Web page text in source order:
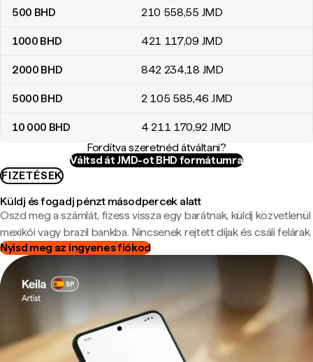
500 BHD 210 558,55 JMD
1000 BHD 421 117,09 JMD
2000 BHD 842 234,18 JMD
5000 BHD 2 105 585,46 JMD
10 000 BHD 4 211 170,92 JMD
Fordítva szeretnéd átváltani?
Váltsd át JMD-ot BHD formátumra
FIZETÉSEK
Küldj és fogadj pénzt másodpercek alatt
Oszd meg a számlát, fizess vissza egy barátnak, küldj közvetlenül
mexikói vagy brazil bankba. Nincsenek rejtett díjak és csáli felárak.
Nyisd meg az ingyenes fiókod